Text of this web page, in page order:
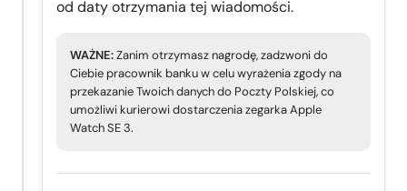
od daty otrzymania tej wiadomości.
WAŻNE:Zanim otrzymasz nagrodę, zadzwoni do
Ciebie pracownik banku w celu wyrażenia zgody na
przekazanie Twoich danych do Poczty Polskiej, co
umożliwi kurierowi dostarczenia zegarka Apple
Watch SE 3.